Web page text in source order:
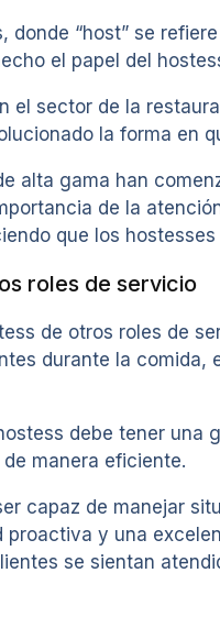
donde “host” se
el papel del
el sector de la
la forma en
alta gama han
de la
que los
roles de servicio
de otros roles de
durante la
debe tener
manera eficiente.
capaz de manejar
y una
se sientan